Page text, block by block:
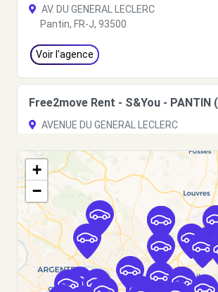
AV. DU GENERAL LECLERC
Pantin, FR-J, 93500
Voir l'agence
Free2move Rent - S&You - PANTIN
AVENUE DU GENERAL LECLERC
Voir l'agence
Free2move Rent - S&You - PANTIN
(C)
68/70 AVENUE DU GENERAL LECLERC
PANTIN CEDEX, FR-93, 93500
+
−